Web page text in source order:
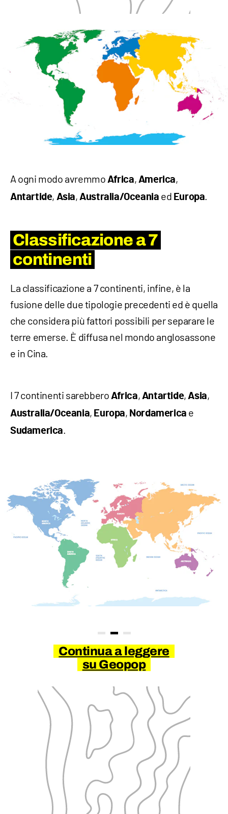
A ogni modo avremmo Africa, America,
Antartide, Asia, Australia/Oceania ed Europa.
Classificazione a 7
continenti
La classificazione a 7 continenti, infine, è la
fusione delle due tipologie precedenti ed è quella
che considera più fattori possibili per separare le
terre emerse. È diffusa nel mondo anglosassone
e in Cina.
I 7 continenti sarebbero Africa, Antartide, Asia,
Australia/Oceania, Europa, Nordamerica e
Sudamerica.
Continua a leggere
su Geopop